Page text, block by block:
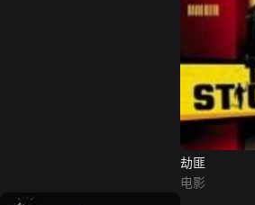
劫匪
电影